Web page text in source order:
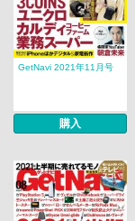
GetNavi 2021年11月号
購入